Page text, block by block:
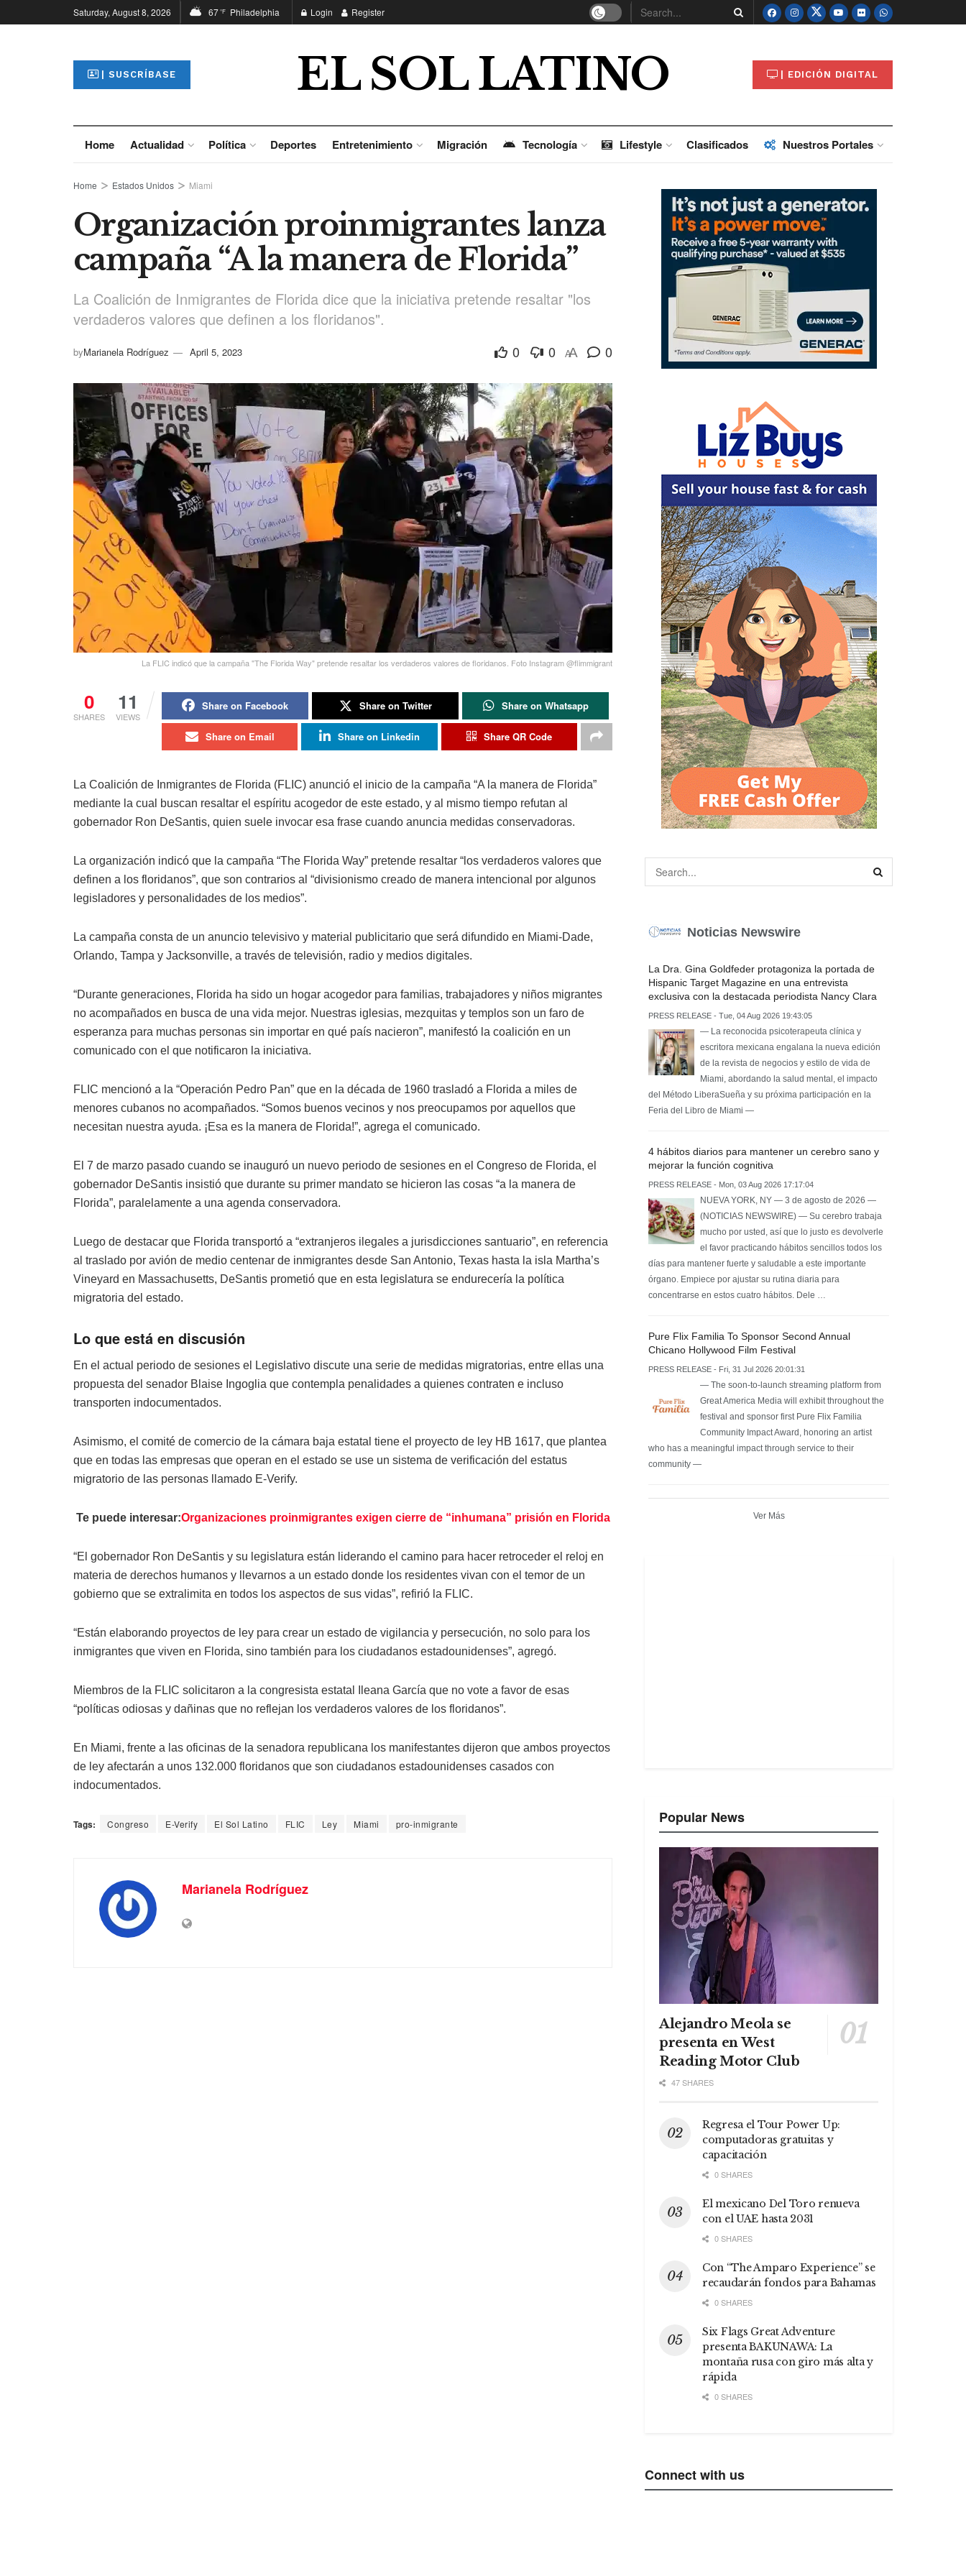
Saturday, August 8, 2026 67°F Philadelphia Login Register
| SUSCRÍBASE EL SOL LATINO | EDICIÓN DIGITAL
Home Actualidad Política Deportes Entretenimiento Migración Tecnología Lifestyle Clasificados Nuestros Portales
Home Estados Unidos Miami
Organización proinmigrantes lanza
campaña “A la manera de Florida”
La Coalición de Inmigrantes de Florida dice que la iniciativa pretende resaltar "los
verdaderos valores que definen a los floridanos".
byMarianela Rodríguez April 5, 2023 0 0 AA 0
La FLIC indicó que la campaña "The Florida Way" pretende resaltar los verdaderos valores de floridanos. Foto Instagram @flimmigrant
0
SHARES
11
VIEWS
Share on Facebook Share on Twitter Share on Whatsapp
Share on Email Share on Linkedin Share QR Code
La Coalición de Inmigrantes de Florida (FLIC) anunció el inicio de la campaña “A la manera de Florida”
mediante la cual buscan resaltar el espíritu acogedor de este estado, y al mismo tiempo refutan al
gobernador Ron DeSantis, quien suele invocar esa frase cuando anuncia medidas conservadoras.
La organización indicó que la campaña “The Florida Way” pretende resaltar “los verdaderos valores que
definen a los floridanos”, que son contrarios al “divisionismo creado de manera intencional por algunos
legisladores y personalidades de los medios”.
La campaña consta de un anuncio televisivo y material publicitario que será difundido en Miami-Dade,
Orlando, Tampa y Jacksonville, a través de televisión, radio y medios digitales.
“Durante generaciones, Florida ha sido un hogar acogedor para familias, trabajadores y niños migrantes
no acompañados en busca de una vida mejor. Nuestras iglesias, mezquitas y templos son un faro de
esperanza para muchas personas sin importar en qué país nacieron”, manifestó la coalición en un
comunicado con el que notificaron la iniciativa.
FLIC mencionó a la “Operación Pedro Pan” que en la década de 1960 trasladó a Florida a miles de
menores cubanos no acompañados. “Somos buenos vecinos y nos preocupamos por aquellos que
necesitan nuestra ayuda. ¡Esa es la manera de Florida!”, agrega el comunicado.
El 7 de marzo pasado cuando se inauguró un nuevo periodo de sesiones en el Congreso de Florida, el
gobernador DeSantis insistió que durante su primer mandato se hicieron las cosas “a la manera de
Florida”, paralelamente a una agenda conservadora.
Luego de destacar que Florida transportó a “extranjeros ilegales a jurisdicciones santuario”, en referencia
al traslado por avión de medio centenar de inmigrantes desde San Antonio, Texas hasta la isla Martha’s
Vineyard en Massachusetts, DeSantis prometió que en esta legislatura se endurecería la política
migratoria del estado.
Lo que está en discusión
En el actual periodo de sesiones el Legislativo discute una serie de medidas migratorias, entre ellas una
propuesta del senador Blaise Ingoglia que contempla penalidades a quienes contraten e incluso
transporten indocumentados.
Asimismo, el comité de comercio de la cámara baja estatal tiene el proyecto de ley HB 1617, que plantea
que en todas las empresas que operan en el estado se use un sistema de verificación del estatus
migratorio de las personas llamado E-Verify.
Te puede interesar:Organizaciones proinmigrantes exigen cierre de “inhumana” prisión en Florida
“El gobernador Ron DeSantis y su legislatura están liderando el camino para hacer retroceder el reloj en
materia de derechos humanos y llevarnos a un estado donde los residentes vivan con el temor de un
gobierno que se extralimita en todos los aspectos de sus vidas”, refirió la FLIC.
“Están elaborando proyectos de ley para crear un estado de vigilancia y persecución, no solo para los
inmigrantes que viven en Florida, sino también para los ciudadanos estadounidenses”, agregó.
Miembros de la FLIC solicitaron a la congresista estatal Ileana García que no vote a favor de esas
“políticas odiosas y dañinas que no reflejan los verdaderos valores de los floridanos”.
En Miami, frente a las oficinas de la senadora republicana los manifestantes dijeron que ambos proyectos
de ley afectarán a unos 132.000 floridanos que son ciudadanos estadounidenses casados con
indocumentados.
Tags: Congreso E-Verify El Sol Latino FLIC Ley Miami pro-inmigrante
Marianela Rodríguez
Noticias Newswire
La Dra. Gina Goldfeder protagoniza la portada de
Hispanic Target Magazine en una entrevista
exclusiva con la destacada periodista Nancy Clara
PRESS RELEASE - Tue, 04 Aug 2026 19:43:05
— La reconocida psicoterapeuta clínica y
escritora mexicana engalana la nueva edición
de la revista de negocios y estilo de vida de
Miami, abordando la salud mental, el impacto
del Método LiberaSueña y su próxima participación en la
Feria del Libro de Miami —
4 hábitos diarios para mantener un cerebro sano y
mejorar la función cognitiva
PRESS RELEASE - Mon, 03 Aug 2026 17:17:04
NUEVA YORK, NY — 3 de agosto de 2026 —
(NOTICIAS NEWSWIRE) — Su cerebro trabaja
mucho por usted, así que lo justo es devolverle
el favor practicando hábitos sencillos todos los
días para mantener fuerte y saludable a este importante
órgano. Empiece por ajustar su rutina diaria para
concentrarse en estos cuatro hábitos. Dele …
Pure Flix Familia To Sponsor Second Annual
Chicano Hollywood Film Festival
PRESS RELEASE - Fri, 31 Jul 2026 20:01:31
— The soon-to-launch streaming platform from
Great America Media will exhibit throughout the
festival and sponsor first Pure Flix Familia
Community Impact Award, honoring an artist
who has a meaningful impact through service to their
community —
Ver Más
Popular News
Alejandro Meola se
presenta en West
Reading Motor Club
47 SHARES
Regresa el Tour Power Up:
computadoras gratuitas y
capacitación
0 SHARES
El mexicano Del Toro renueva
con el UAE hasta 2031
0 SHARES
Con “The Amparo Experience” se
recaudarán fondos para Bahamas
0 SHARES
Six Flags Great Adventure
presenta BAKUNAWA: La
montaña rusa con giro más alta y
rápida
0 SHARES
Connect with us